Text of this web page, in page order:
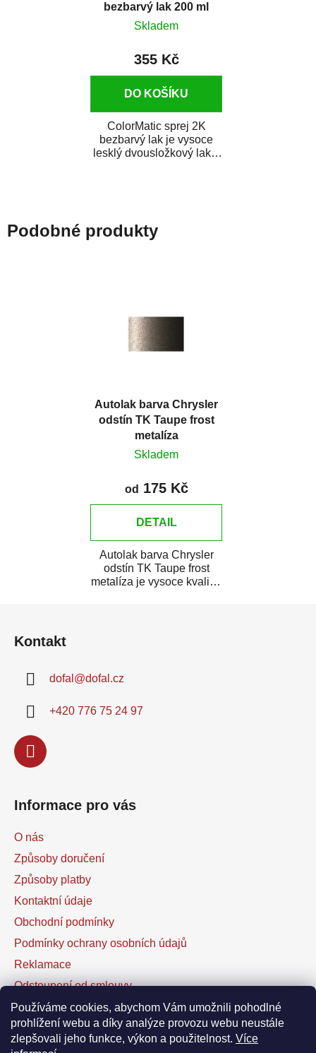
Používáme cookies, abychom Vám umožnili pohodlné
prohlížení webu a díky analýze provozu webu neustále
zlepšovali jeho funkce, výkon a použitelnost. Více
bezbarvý lak 200 ml
Skladem
355 Kč
DO KOŠÍKU
ColorMatic sprej 2K
bezbarvý lak je vysoce
lesklý dvousložkový lak s
Podobné produkty
Autolak barva Chrysler
odstín TK Taupe frost
metalíza
Skladem
od 175 Kč
DETAIL
Autolak barva Chrysler
odstín TK Taupe frost
metalíza je vysoce kvalitní
Kontakt
dofal @dofal.cz
+420 776 75 24 97
Informace pro vás
O nás
Způsoby doručení
Způsoby platby
Kontaktní údaje
Obchodní podmínky
Podmínky ochrany osobních údajů
Reklamace
Odstoupení od smlouvy
Kontaktní formulář